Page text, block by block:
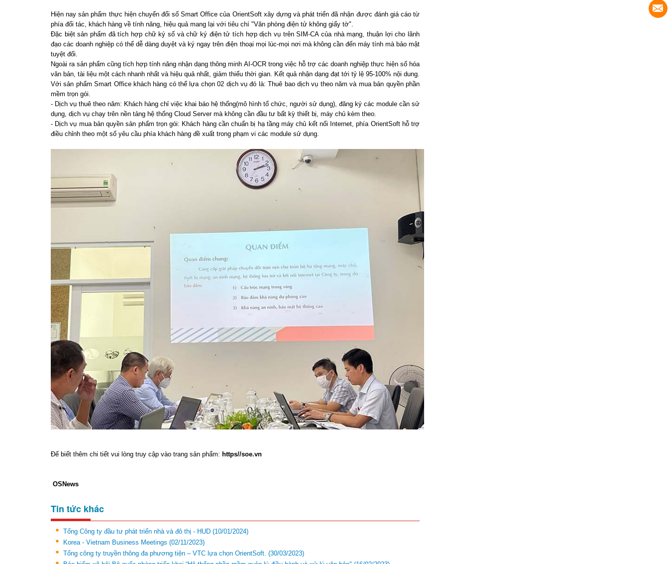
Hiện nay sản phẩm thực hiện chuyển đổi số Smart Office của OrientSoft xây dựng và phát triển đã nhận được đánh giá cáo từ
phía đối tác, khách hàng về tính năng, hiệu quả mang lại với tiêu chí "Văn phòng điện tử không giấy tờ".
Đặc biệt sản phẩm đã tích hợp chữ ký số và chữ ký điện tử tích hợp dịch vụ trên SIM-CA của nhà mạng, thuận lợi cho lãnh
đạo các doanh nghiệp có thể dễ dàng duyệt và ký ngay trên điện thoại mọi lúc-mọi nơi mà không cần đến máy tính mà bảo mật
tuyệt đối.
Ngoài ra sản phẩm cũng tích hợp tính năng nhận dạng thông minh AI-OCR trong việc hỗ trợ các doanh nghiệp thực hiện số hóa
văn bản, tài liệu một cách nhanh nhất và hiệu quả nhất, giảm thiểu thời gian. Kết quả nhận dạng đạt tới tỷ lệ 95-100% nội dung.
Với sản phẩm Smart Office khách hàng có thể lựa chọn 02 dịch vụ đó là: Thuê bao dịch vụ theo năm và mua bản quyền phần
mềm trọn gói.
- Dịch vụ thuê theo năm: Khách hàng chỉ việc khai báo hệ thống(mô hình tổ chức, người sử dụng), đăng ký các module cần sử
dụng, dịch vụ chạy trên nền tảng hệ thống Cloud Server mà không cần đầu tư bất kỳ thiết bị, máy chủ kèm theo.
- Dịch vụ mua bản quyền sản phẩm trọn gói: Khách hàng cần chuẩn bị hạ tầng máy chủ kết nối Internet, phía OrientSoft hỗ trợ
điều chỉnh theo một số yêu cầu phía khách hàng đề xuất trong phạm vi các module sử dụng.
Để biết thêm chi tiết vui lòng truy cập vào trang sản phẩm: https//soe.vn
OSNews
Tin tức khác
Tổng Công ty đầu tư phát triển nhà và đô thị - HUD (10/01/2024)
Korea - Vietnam Business Meetings (02/11/2023)
Tổng công ty truyền thông đa phương tiện – VTC lựa chọn OrientSoft. (30/03/2023)